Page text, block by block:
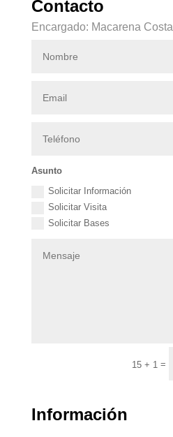
Contacto
Encargado: Macarena Costa
Asunto
Solicitar Información
Solicitar Visita
Solicitar Bases
15 + 1 =
Información